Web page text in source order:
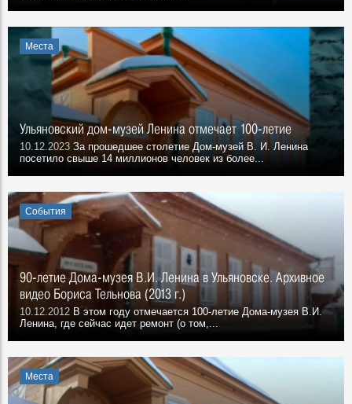
Места
Ульяновский дом-музей Ленина отмечает 100-летие
10.12.2023 За прошедшее столетие Дом-музей В. И. Ленина
посетило свыше 14 миллионов человек из более...
События
90-летие Дома-музея В.И. Ленина в Ульяновске. Архивное
видео Бориса Тельнова (2013 г.)
10.12.2012 В этом году отмечается 100-летие Дома-музея В.И.
Ленина, где сейчас идет ремонт (о том,...
Места